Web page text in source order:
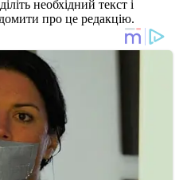
необхідний текст і
про це редакцію.